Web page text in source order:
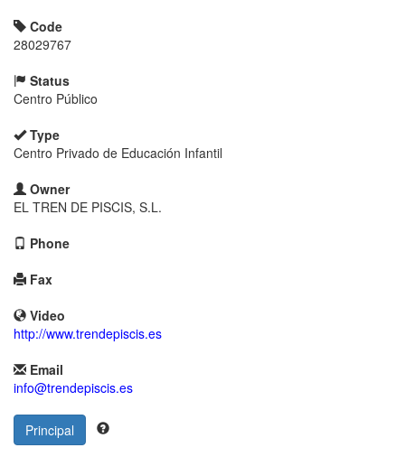
Code
28029767
Status
Centro Público
Type
Centro Privado de Educación Infantil
Owner
EL TREN DE PISCIS, S.L.
Phone
Fax
Video
http://www.trendepiscis.es
Email
info@trendepiscis.es
Principal